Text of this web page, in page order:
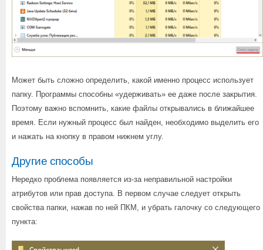
Может быть сложно определить, какой именно процесс использует
папку. Программы способны «удерживать» ее даже после закрытия.
Поэтому важно вспомнить, какие файлы открывались в ближайшее
время. Если нужный процесс был найден, необходимо выделить его
и нажать на кнопку в правом нижнем углу.
Другие способы
Нередко проблема появляется из-за неправильной настройки
атрибутов или прав доступа. В первом случае следует открыть
свойства папки, нажав по ней ПКМ, и убрать галочку со следующего
пункта: